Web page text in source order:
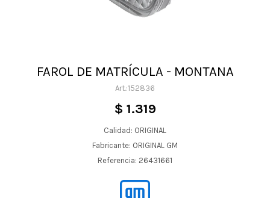
FAROL DE MATRÍCULA - MONTANA
152836
$ 1.319
Calidad: ORIGINAL
Fabricante: ORIGINAL GM
Referencia: 26431661